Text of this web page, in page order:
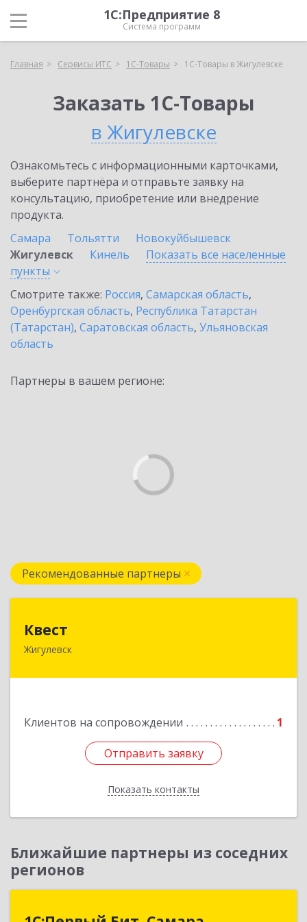
1С:Предприятие 8
Система программ
Главная Сервисы ИТС 1С-Товары 1С-Товары в Жигулевске
Заказать 1С-Товары
в Жигулевске
Ознакомьтесь с информационными карточками,
выберите партнёра и отправьте заявку на
консультацию, приобретение или внедрение
продукта.
Самара
Тольятти
Новокуйбышевск
Жигулевск
Кинель
Показать все населенные
пункты
Смотрите также: Россия, Самарская область,
Оренбургская область, Республика Татарстан
(Татарстан), Саратовская область, Ульяновская
область
Партнеры в вашем регионе:
Рекомендованные партнеры
Квест
Жигулевск
Клиентов на сопровождении 1
Отправить заявку
Показать контакты
445350, Самарская обл., Жигулевск, ул.Пушкина,
Отправить заявку
Назад
Ближайшие партнеры из соседних
регионов
1С:Первый Бит, Самара